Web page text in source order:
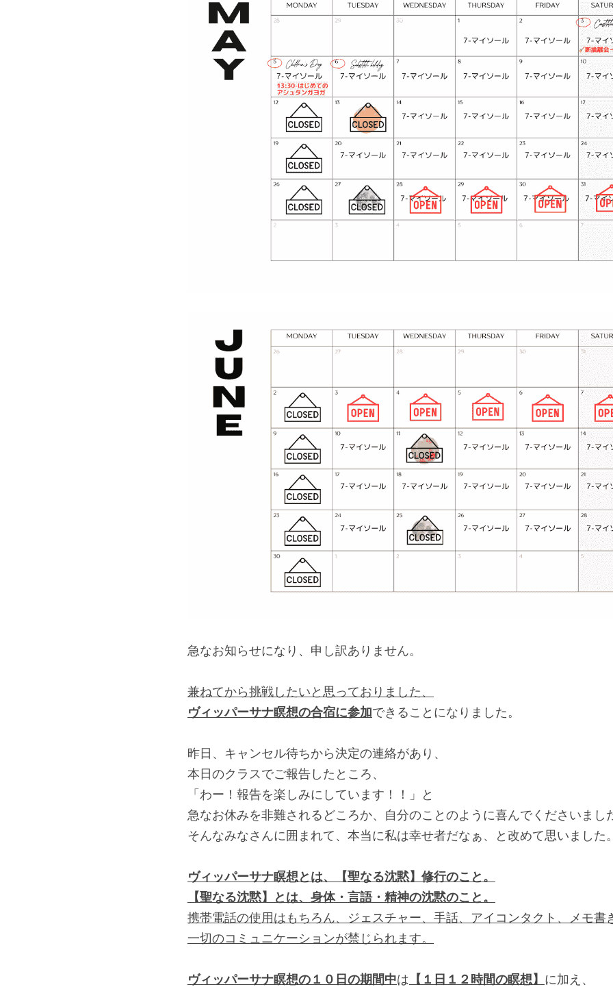
急なお知らせになり、申し訳ありません。
兼ねてから挑戦したいと思っておりました、
ヴィッパーサナ瞑想の合宿に参加できることになりました。
昨日、キャンセル待ちから決定の連絡があり、
本日のクラスでご報告したところ、
「わー！報告を楽しみにしています！！」と
急なお休みを非難されるどころか、自分のことのように喜んでくださいまし
そんなみなさんに囲まれて、本当に私は幸せ者だなぁ、と改めて思いました。
ヴィッパーサナ瞑想とは、【聖なる沈黙】修行のこと。
【聖なる沈黙】とは、身体・言語・精神の沈黙のこと。
携帯電話の使用はもちろん、ジェスチャー、手話、アイコンタクト、メモ書
一切のコミュニケーションが禁じられます。
ヴィッパーサナ瞑想の１０日の期間中は 【１日１２時間の瞑想】 に加え、